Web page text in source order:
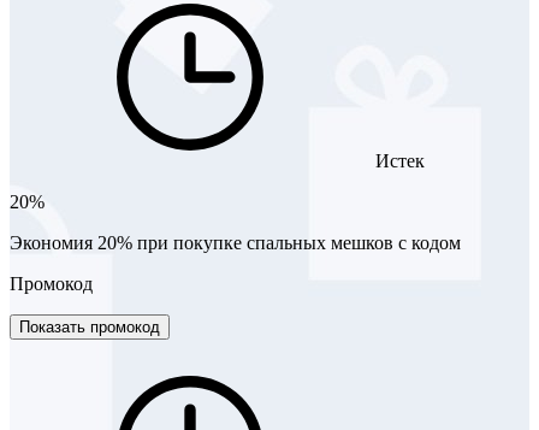
Истек
20%
Экономия 20% при покупке спальных мешков с кодом
Промокод
Показать промокод